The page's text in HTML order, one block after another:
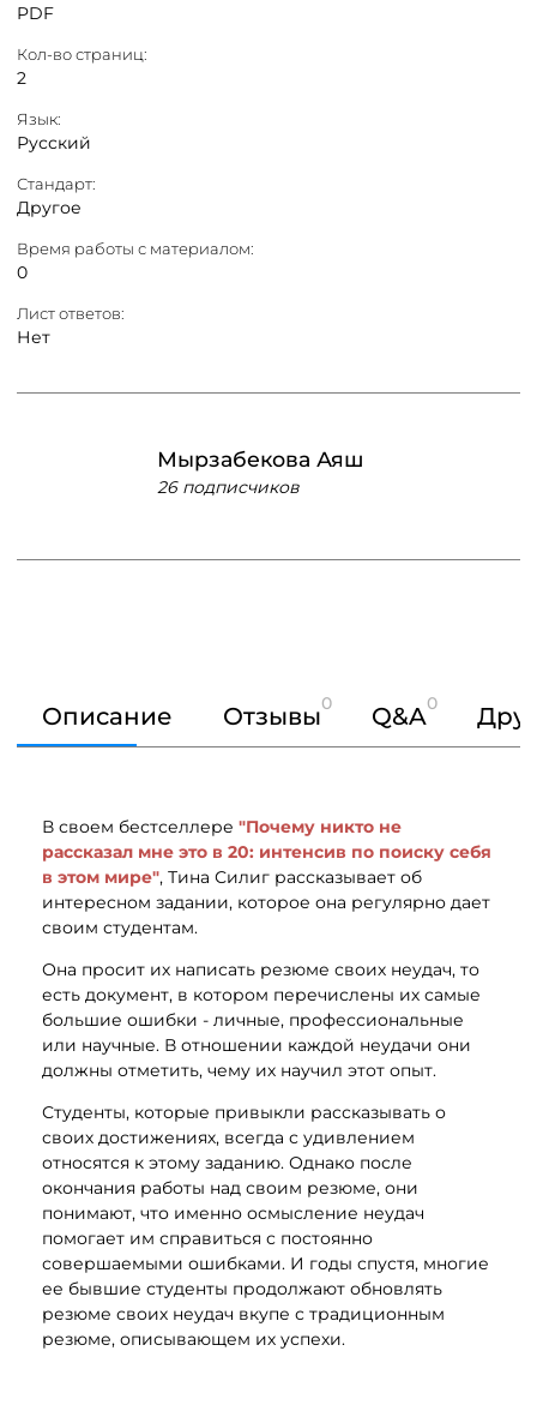
PDF
Кол-во страниц:
2
Язык:
Русский
Стандарт:
Другое
Время работы с материалом:
0
Лист ответов:
Нет
Мырзабекова Аяш
26 подписчиков
Описание Отзывы0 Q&A0
В своем бестселлере "Почему никто не
рассказал мне это в 20: интенсив по поиску себя
в этом мире", Тина Силиг рассказывает об
интересном задании, которое она регулярно дает
своим студентам.
Она просит их написать резюме своих неудач, то
есть документ, в котором перечислены их самые
большие ошибки - личные, профессиональные
или научные. В отношении каждой неудачи они
должны отметить, чему их научил этот опыт.
Студенты, которые привыкли рассказывать о
своих достижениях, всегда с удивлением
относятся к этому заданию. Однако после
окончания работы над своим резюме, они
понимают, что именно осмысление неудач
помогает им справиться с постоянно
совершаемыми ошибками. И годы спустя, многие
ее бывшие студенты продолжают обновлять
резюме своих неудач вкупе с традиционным
резюме, описывающем их успехи.